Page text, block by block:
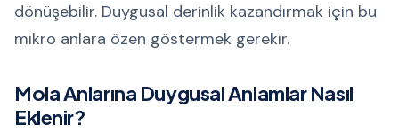
dönüşebilir. Duygusal derinlik kazandırmak için bu
mikro anlara özen göstermek gerekir.
Mola Anlarına Duygusal Anlamlar Nasıl
Eklenir?